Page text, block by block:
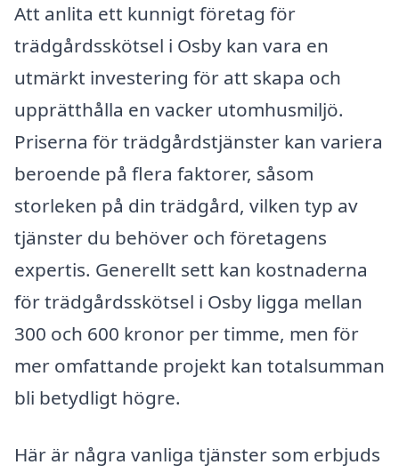
Att anlita ett kunnigt företag för
trädgårdsskötsel i Osby kan vara en
utmärkt investering för att skapa och
upprätthålla en vacker utomhusmiljö.
Priserna för trädgårdstjänster kan variera
beroende på flera faktorer, såsom
storleken på din trädgård, vilken typ av
tjänster du behöver och företagens
expertis. Generellt sett kan kostnaderna
för trädgårdsskötsel i Osby ligga mellan
300 och 600 kronor per timme, men för
mer omfattande projekt kan totalsumman
bli betydligt högre.
Här är några vanliga tjänster som erbjuds